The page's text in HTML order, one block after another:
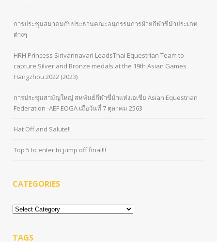
การประชุมสมาคมกับประธานคณะอนุกรรมการฝ่ายกีฬาขี่ม้าประเภท
ต่างๆ
HRH Princess Sirivannavari LeadsThai Equestrian Team to
capture Silver and Bronze medals at the 19th Asian Games
Hangzhou 2022 (2023)
การประชุมสามัญใหญ่ สหพันธ์กีฬาขี่ม้าแห่งเอเชีย Asian Equestrian
Federation -AEF EOGA เมื่อวันที่ 7 ตุลาคม 2563
Hat Off and Salute!!
Top 5 to enter to jump off final!!!
CATEGORIES
Categories
TAGS